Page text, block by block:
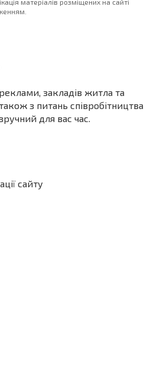
матеріалів розміщених на сайті
закладів житла та
з питань співробітництва
для вас час.
сайту